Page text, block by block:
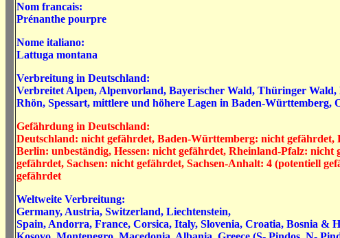
Nom francais:
Prénanthe pourpre
Nome italiano:
Lattuga montana
Verbreitung in Deutschland:
Verbreitet Alpen, Alpenvorland, Bayerischer Wald, Thüringer Wald,
Rhön, Spessart, mittlere und höhere Lagen in Baden-Württemberg,
Gefährdung in Deutschland:
Deutschland: nicht gefährdet, Baden-Württemberg: nicht gefährdet,
Berlin: unbeständig, Hessen: nicht gefährdet, Rheinland-Pfalz: nicht
gefährdet, Sachsen: nicht gefährdet, Sachsen-Anhalt: 4 (potentiell
gefährdet
Weltweite Verbreitung:
Germany, Austria, Switzerland, Liechtenstein,
Spain, Andorra, France, Corsica, Italy, Slovenia, Croatia, Bosnia &